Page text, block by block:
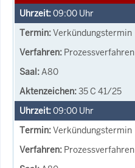
09:00 Uhr
Verkündungstermin
Prozessverfahren
A80
35 C 41/25
09:00 Uhr
Verkündungstermin
Prozessverfahren